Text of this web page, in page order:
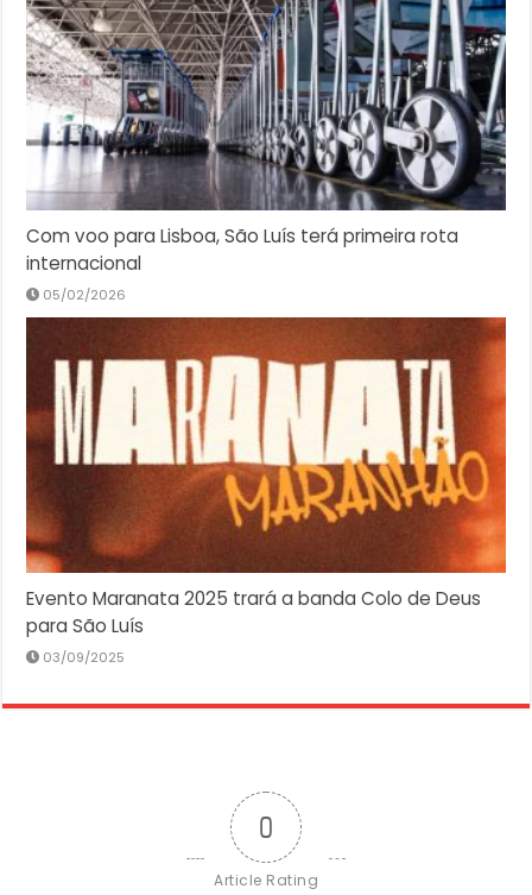
Com voo para Lisboa, São Luís terá primeira rota
internacional
05/02/2026
Evento Maranata 2025 trará a banda Colo de Deus
para São Luís
03/09/2025
0
Article Rating